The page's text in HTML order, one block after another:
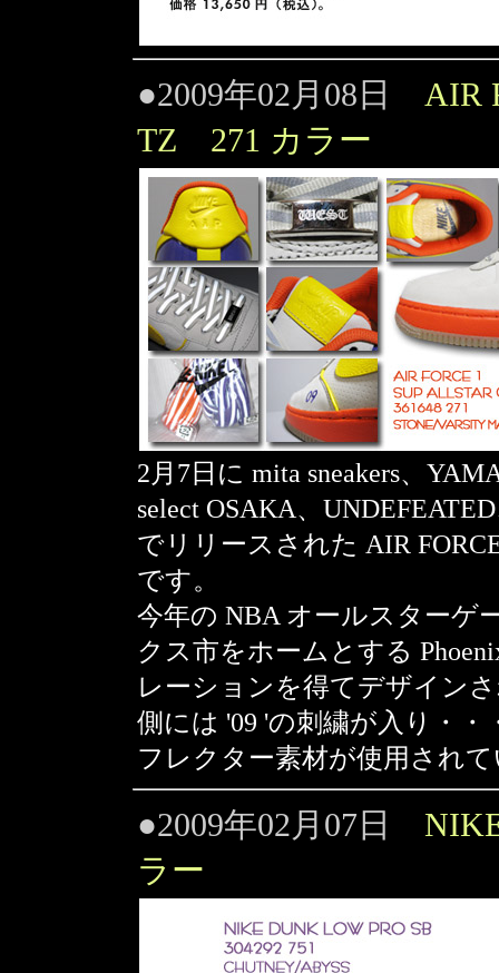
●2009年02月08日
AIR
TZ 271 カラー
2月7日に mita sneakers、
select OSAKA、
でリリースされた AIR
です。
今年の NBA オールスターゲ
クス市をホームとする
レーションを得てデザイン
側には '09 'の刺繍が入り・
フレクター素材が使用され
●2009年02月07日
ラー